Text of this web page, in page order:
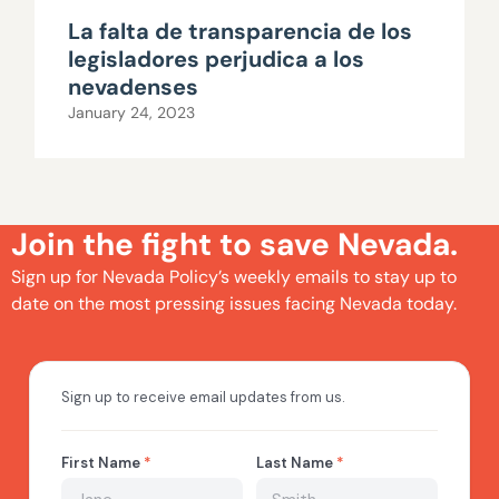
La falta de transparencia de los
legisladores perjudica a los
nevadenses
January 24, 2023
Join the fight to save Nevada.
Sign up for Nevada Policy’s weekly emails to stay up to
date on the most pressing issues facing Nevada today.